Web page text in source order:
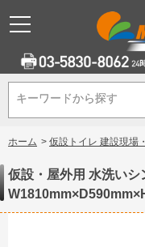
キーワードから探す
キーワードから探す
ホーム > 仮設トイレ 建設現場
仮設・屋外用 水洗い